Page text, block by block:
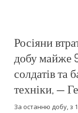
Росіяни
добу майже
солдатів та
техніки, —
За останню добу, з